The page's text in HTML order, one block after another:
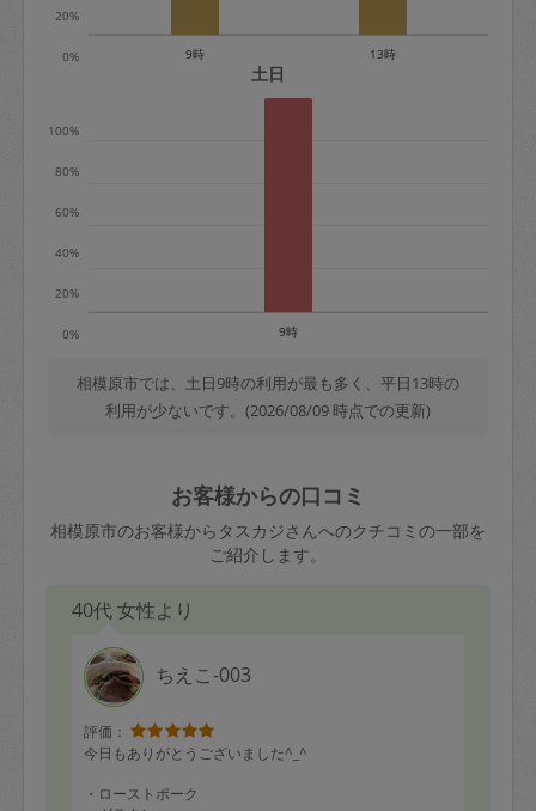
※キャンセル料金の設定について：
定期依頼1回（3時間）の金額とスポット
0%
20%
9時 13時
土日
0%
20%
40%
60%
80%
100%
9時
相模原市では、土日9時の利用が最も多く、平日13時の
利用が少ないです。(2026/08/09 時点での更新)
お客様からの口コミ
相模原市のお客様からタスカジさんへのクチコミの一部を
ご紹介します。
40代 女性より
ちえこ-003
評価：
今日もありがとうございました^_^
・ローストポーク